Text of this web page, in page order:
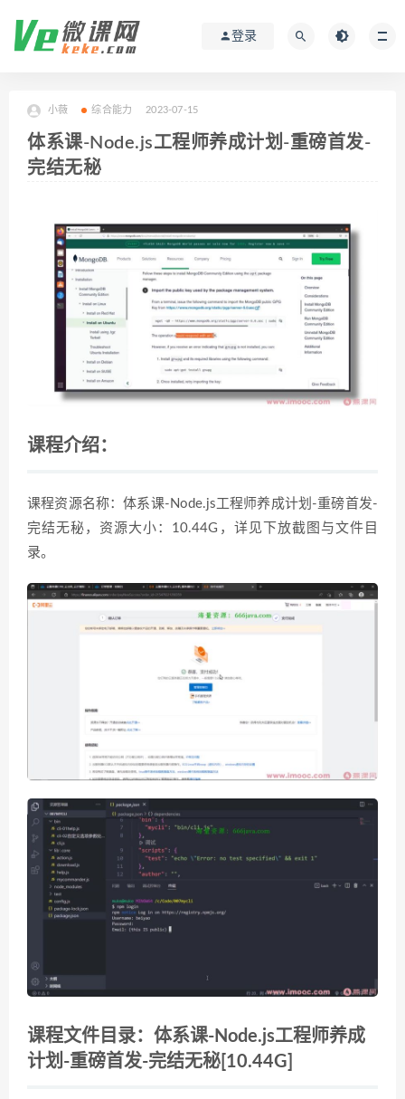
登录
小薇 综合能力 2023-07-15
体系课-Node.js工程师养成计划-重磅首发-
完结无秘
课程介绍：
课程资源名称：体系课-Node.js工程师养成计划-重磅首发-
完结无秘，资源大小：10.44G，详见下放截图与文件目
录。
课程文件目录：体系课-Node.js工程师养成
计划-重磅首发-完结无秘[10.44G]